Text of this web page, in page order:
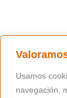
Usamos
navegación,
(+34)